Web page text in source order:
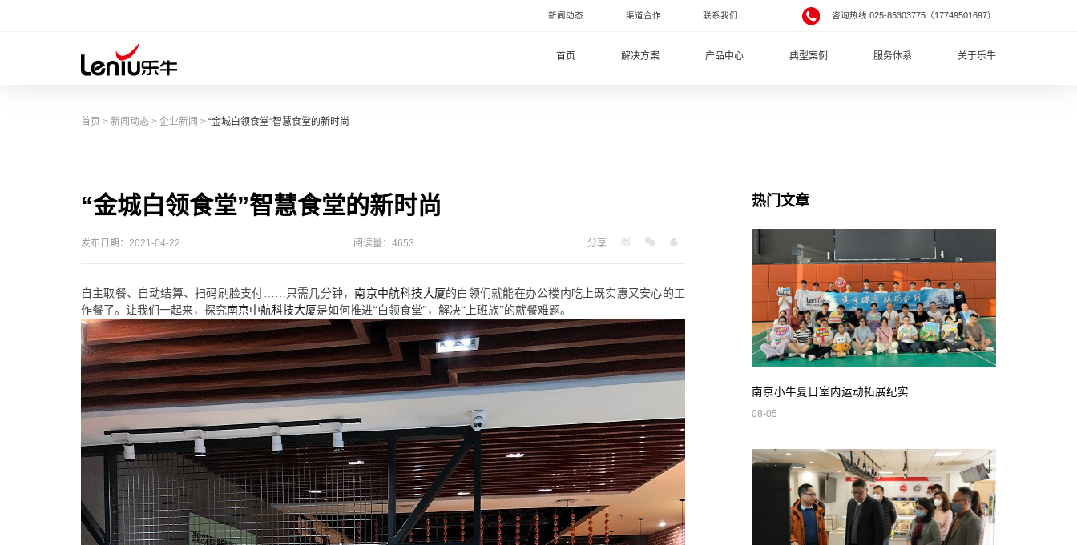
新闻动态 渠道合作 联系我们 咨询热线:025-85303775（17749501697）
首页 解决方案 产品中心 典型案例 服务体系 关于乐牛
首页 > 新闻动态> 企业新闻 > “金城白领食堂”智慧食堂的新时尚
“金城白领食堂”智慧食堂的新时尚
发布日期：2021-04-22 阅读量：4653 分享
自主取餐、自动结算、扫码 刷脸支付……只需几分钟，南京中航科技大厦的白领们就能在办公楼内吃上 既实惠又安心的工
作餐了。 让我们一起来，探究南京中航科技大厦是如何推进“白领食堂”，解决“上班族”的就餐难题。
热门文章
南京小牛夏日室内运动拓展纪实
08-05